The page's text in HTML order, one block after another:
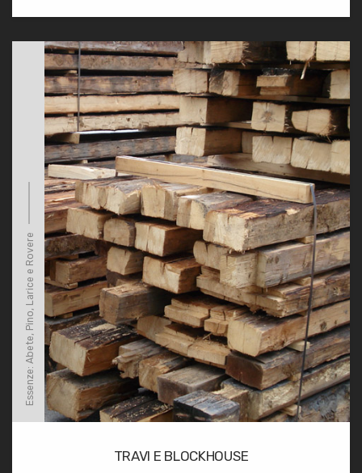
Essenze: Abete, Pino, Larice e Rovere
TRAVI E BLOCKHOUSE